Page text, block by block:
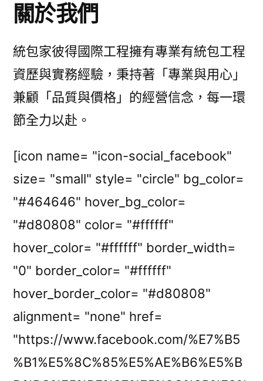
關於我們
統包家彼得國際工程擁有專業有統包工程
資歷與實務經驗，秉持著「專業與用心」
兼顧「品質與價格」的經營信念，每一環
節全力以赴。
[icon name= "icon-social_facebook"
size= "small" style= "circle" bg_color=
"#464646" hover_bg_color=
"#d80808" color= "#ffffff"
hover_color= "#ffffff" border_width=
"0" border_color= "#ffffff"
hover_border_color= "#d80808"
alignment= "none" href=
"https://www.facebook.com/%E7%B5
%B1%E5%8C%85%E5%AE%B6%E5%B